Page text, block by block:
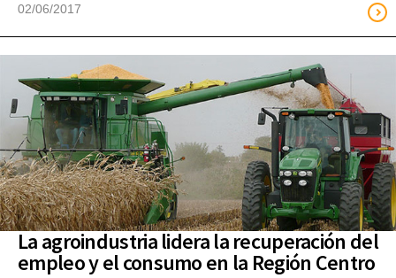
02/06/2017
La agroindustria lidera la recuperación del
empleo y el consumo en la Región Centro